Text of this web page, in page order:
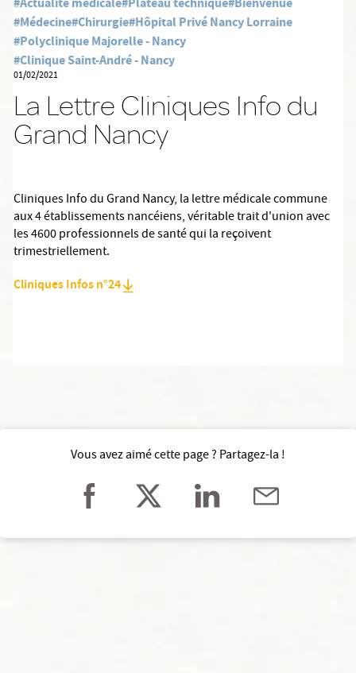
#Médecine#Chirurgie#Hôpital Privé Nancy Lorraine
#Polyclinique Majorelle - Nancy
#Clinique Saint-André - Nancy
01/02/2021
La Lettre Cliniques Info du
Grand Nancy
Cliniques Info du Grand Nancy, la lettre médicale commune
aux 4 établissements nancéiens, véritable trait d'union avec
les 4600 professionnels de santé qui la reçoivent
trimestriellement.
Cliniques Infos n°24
Vous avez aimé cette page ? Partagez-la !